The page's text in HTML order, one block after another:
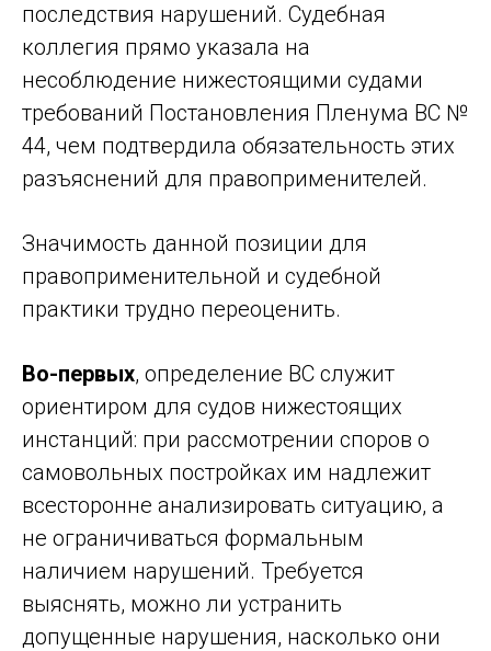
последствия нарушений. Судебная
коллегия прямо указала на
несоблюдение нижестоящими судами
требований Постановления Пленума ВС №
44, чем подтвердила обязательность этих
разъяснений для правоприменителей.
Значимость данной позиции для
правоприменительной и судебной
практики трудно переоценить.
Во-первых, определение ВС служит
ориентиром для судов нижестоящих
инстанций: при рассмотрении споров о
самовольных постройках им надлежит
всесторонне анализировать ситуацию, а
не ограничиваться формальным
наличием нарушений. Требуется
выяснять, можно ли устранить
допущенные нарушения, насколько они